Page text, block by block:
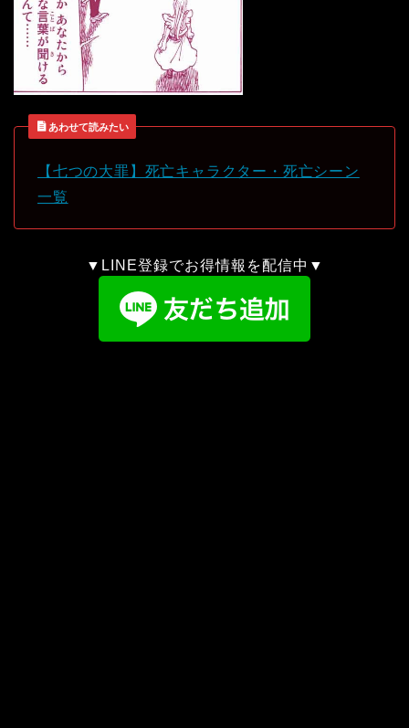
あわせて読みたい
【七つの大罪】死亡キャラクター・死亡シーン
一覧
▼LINE登録でお得情報を配信中▼